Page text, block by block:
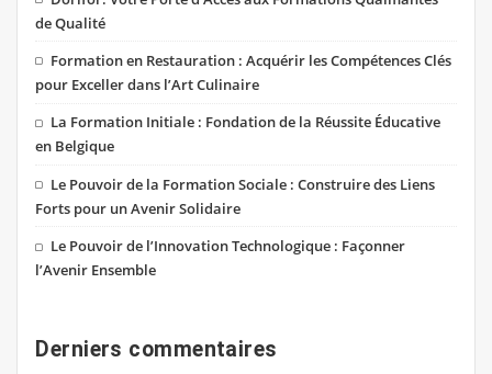
de Qualité
Formation en Restauration : Acquérir les Compétences Clés
pour Exceller dans l’Art Culinaire
La Formation Initiale : Fondation de la Réussite Éducative
en Belgique
Le Pouvoir de la Formation Sociale : Construire des Liens
Forts pour un Avenir Solidaire
Le Pouvoir de l’Innovation Technologique : Façonner
l’Avenir Ensemble
Derniers commentaires